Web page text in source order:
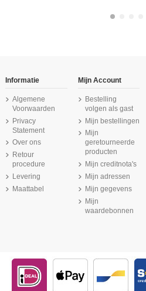
Beeren Heren boxershort Young
(zachte micro stof) 2Pack Wit
Beeren Dames Top Elegance Beige
€ 17,95
Beeren Dames boxershort Comfort
Feeling 2Pack Zwart
Beeren Heren singlet M3000 Wit
(5/5) uit 2 reviews
Informatie
Algemene
Voorwaarden
Privacy
Statement
Over ons
Retour
procedure
Levering
Maattabel
Mijn Account
Bestelling
volgen als gast
Mijn bestellingen
Mijn
geretourneerde
producten
Mijn creditnota's
Mijn adressen
Mijn gegevens
Mijn
waardebonnen